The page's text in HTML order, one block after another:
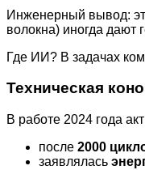
Инженерный вывод:
волокна) иногда дают
Где ИИ? В задачах
Техническая
В работе 2024 года
после 2000
заявлялась